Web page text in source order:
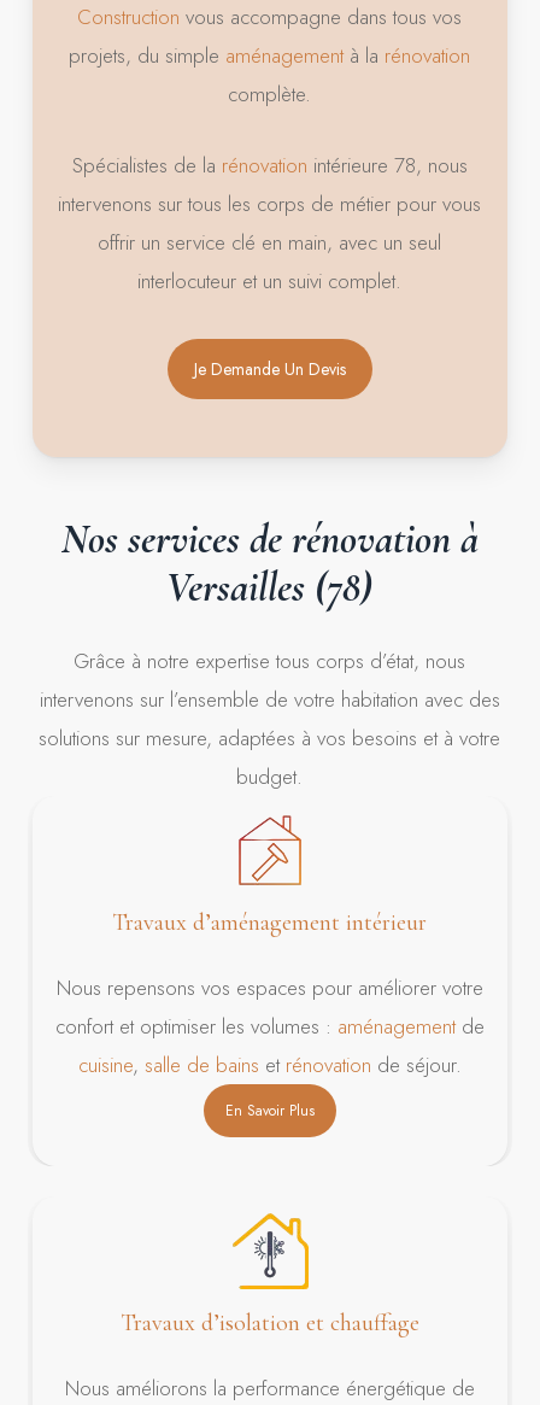
Construction vous accompagne dans tous vos
projets, du simple aménagementà la rénovation
complète.
Spécialistes de la rénovation intérieure 78, nous
intervenons sur tous les corps de métier pour vous
offrir un service clé en main, avec un seul
interlocuteur et un suivi complet.
Je Demande Un Devis
Nosservicesderénovationà
Versailles (78)
Grâce à notre expertise tous corps d’état, nous
intervenons sur l’ensemble de votre habitation avec des
solutions sur mesure, adaptées à vos besoins et à votre
budget.
Travaux d’aménagement intérieur
Nous repensons vos espaces pour améliorer votre
confort et optimiser les volumes : aménagementde
cuisine, salle de bains et rénovation de séjour.
En Savoir Plus
Travaux d’isolation et chauffage
Nous améliorons la performance énergétique de